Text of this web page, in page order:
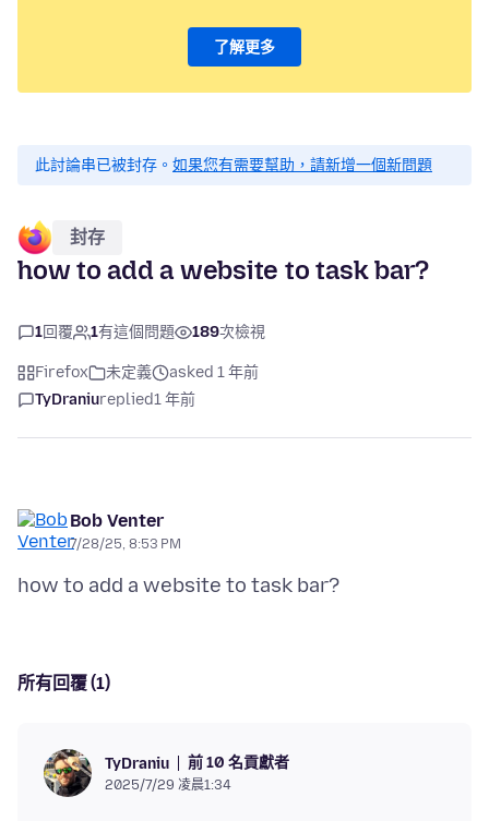
了解更多
此討論串已被封存。 如果您有需要幫助，請新增一個新問題
封存
how to add a website to task bar?
1回覆 1有這個問題 189次檢視
Firefox 未定義
asked 1 年前
TyDraniureplied1 年前
Bob Venter
7/28/25, 8:53 PM
所有回覆 (1)
TyDraniu 前 10 名貢獻者
2025/7/29 凌晨1:34